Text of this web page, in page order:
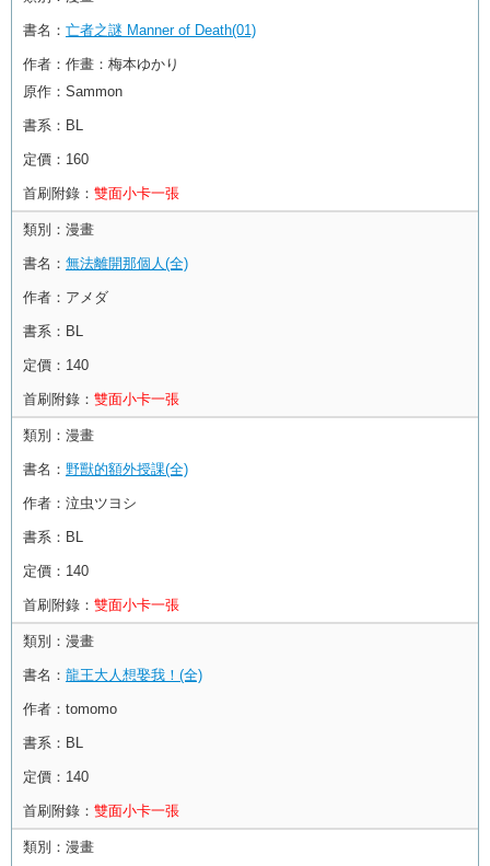
書名： 亡者之謎 Manner of Death(01)
作者： 作畫：梅本ゆかり
原作：Sammon
書系： BL
定價： 160
首刷附錄： 雙面小卡一張
類別： 漫畫
書名： 無法離開那個人(全)
作者： アメダ
書系： BL
定價： 140
首刷附錄： 雙面小卡一張
類別： 漫畫
書名： 野獸的額外授課(全)
作者： 泣虫ツヨシ
書系： BL
定價： 140
首刷附錄： 雙面小卡一張
類別： 漫畫
書名： 龍王大人想娶我！(全)
作者： tomomo
書系： BL
定價： 140
首刷附錄： 雙面小卡一張
類別： 漫畫